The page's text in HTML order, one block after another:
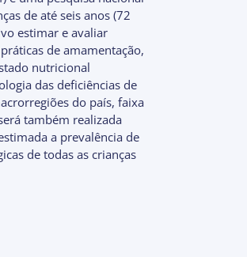
de até seis anos (72
estimar e avaliar
de amamentação,
nutricional
das deficiências de
do país, faixa
também realizada
a prevalência de
de todas as crianças